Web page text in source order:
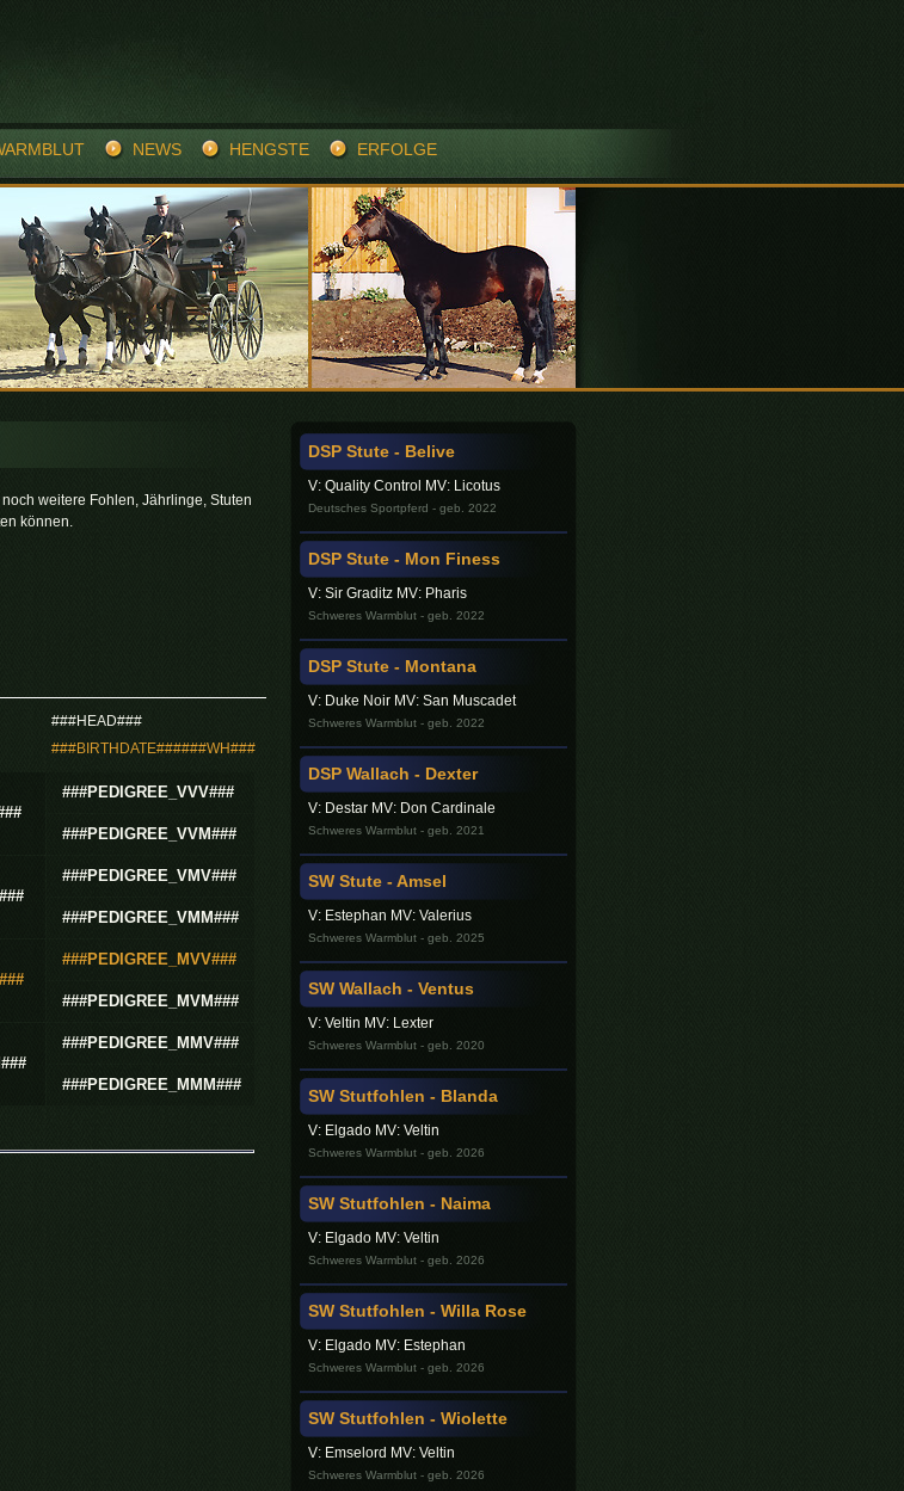
NEWS HENGSTE
ERFOLGE
weitere Fohlen, Jährlinge, Stuten
können.
###HEAD###
###BIRTHDATE######WH###
###PEDIGREE_VVV###
###PEDIGREE_VVM###
###PEDIGREE_VMV###
###PEDIGREE_VMM###
###PEDIGREE_MVV###
###PEDIGREE_MVM###
###PEDIGREE_MMV###
###PEDIGREE_MMM###
DSP Stute - Belive
V: Quality Control MV: Licotus
Deutsches Sportpferd - geb. 2022
DSP Stute - Mon Finess
V: Sir Graditz MV: Pharis
Schweres Warmblut - geb. 2022
DSP Stute - Montana
V: Duke Noir MV: San Muscadet
Schweres Warmblut - geb. 2022
DSP Wallach - Dexter
V: Destar MV: Don Cardinale
Schweres Warmblut - geb. 2021
SW Stute - Amsel
V: Estephan MV: Valerius
Schweres Warmblut - geb. 2025
SW Wallach - Ventus
V: Veltin MV: Lexter
Schweres Warmblut - geb. 2020
SW Stutfohlen - Blanda
V: Elgado MV: Veltin
Schweres Warmblut - geb. 2026
SW Stutfohlen - Naima
V: Elgado MV: Veltin
Schweres Warmblut - geb. 2026
SW Stutfohlen - Willa Rose
V: Elgado MV: Estephan
Schweres Warmblut - geb. 2026
SW Stutfohlen - Wiolette
V: Emselord MV: Veltin
Schweres Warmblut - geb. 2026